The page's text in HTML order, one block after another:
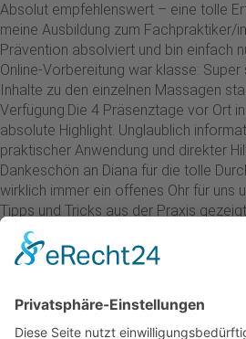
Absolut empfehlenswert – eine tolle
meine Ausbildung zum Fachpraktiker/
Prävention absolviert und bin einfach
Online-Vorbereitung war klasse: Super
Inhalte zu den einzelnen Massagen
Verfügung. ​Die 4 Präsenztage vor Ort
absolute Highlight. Unglaublich
praktischer Anwendung und direkter
Dankeschön an Diana für die tolle
wirklich immer ein offenes Ohr für uns
Tipps und Tricks aus der Praxis
Danke für die tolle und reibungslose
seid ein tolles Team, es war eine